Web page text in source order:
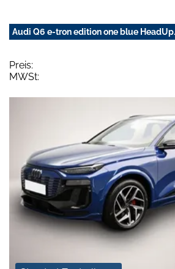
Audi Q6 e-tron edition one blue
Preis:
MWSt: